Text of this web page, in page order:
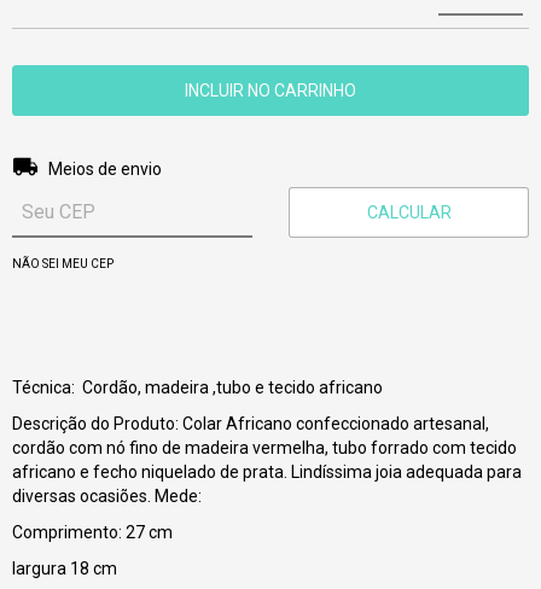
Entregas para o CEP:
Meios de envio
CALCULAR
NÃO SEI MEU CEP
Técnica: Cordão, madeira ,tubo e tecido africano
Descrição do Produto: Colar Africano confeccionado artesanal,
cordão com nó fino de madeira vermelha, tubo forrado com tecido
africano e fecho niquelado de prata. Lindíssima joia adequada para
diversas ocasiões. Mede:
Comprimento: 27 cm
largura 18 cm